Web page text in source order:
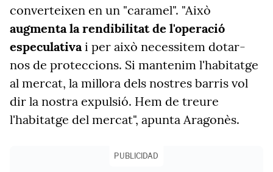
converteixen en un "caramel". "Això
augmenta la rendibilitat de l'operació
especulativai per això necessitem dotar-
nos de proteccions. Si mantenim l'habitatge
al mercat, la millora dels nostres barris vol
dir la nostra expulsió. Hem de treure
l'habitatge del mercat", apunta Aragonès.
PUBLICIDAD